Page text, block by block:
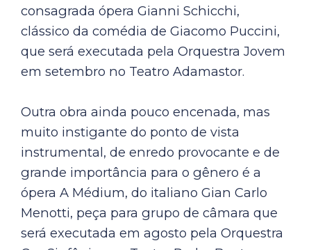
consagrada ópera Gianni Schicchi,
clássico da comédia de Giacomo Puccini,
que será executada pela Orquestra Jovem
em setembro no Teatro Adamastor.
Outra obra ainda pouco encenada, mas
muito instigante do ponto de vista
instrumental, de enredo provocante e de
grande importância para o gênero é a
ópera A Médium, do italiano Gian Carlo
Menotti, peça para grupo de câmara que
será executada em agosto pela Orquestra